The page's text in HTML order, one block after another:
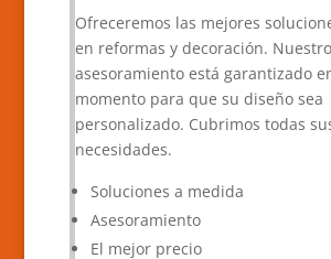
Ofreceremos las mejores
en reformas y decoración. Nuestro
asesoramiento está garantizado
momento para que su diseño sea
personalizado. Cubrimos todas
necesidades.
Soluciones a medida
Asesoramiento
El mejor precio